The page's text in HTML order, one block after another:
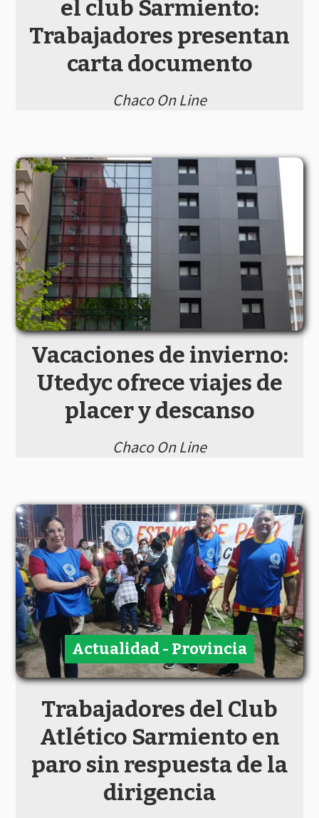
el club Sarmiento:
Trabajadores presentan
carta documento
Chaco On Line
Vacaciones de invierno:
Utedyc ofrece viajes de
placer y descanso
Chaco On Line
Trabajadores del Club
Atlético Sarmiento en
paro sin respuesta de la
dirigencia
Actualidad - Provincia